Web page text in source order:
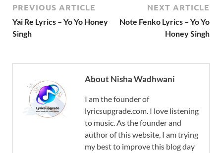
PREVIOUS ARTICLE
Yai Re Lyrics – Yo Yo Honey
Singh
NEXT ARTICLE
Note Fenko Lyrics – Yo Yo
Honey Singh
About Nisha Wadhwani
I am the founder of
lyricsupgrade.com. I love listening
to music. As the founder and
author of this website, I am trying
my best to improve this blog day